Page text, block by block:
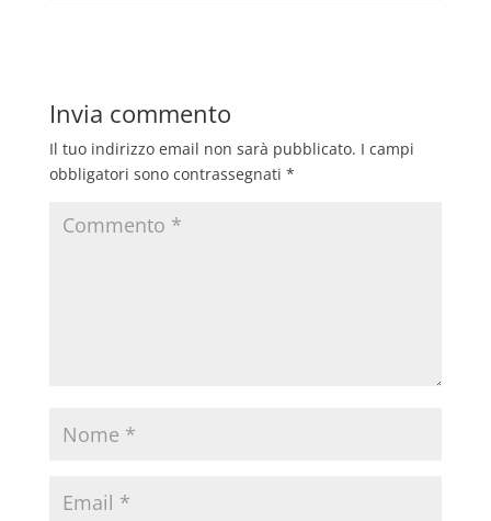
Invia commento
Il tuo indirizzo email non sarà pubblicato. I campi
obbligatori sono contrassegnati *